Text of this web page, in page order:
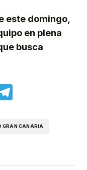
este domingo,
en plena
busca
GRAN CANARIA